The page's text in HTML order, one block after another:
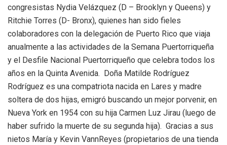
congresistas Nydia Velázquez (D – Brooklyn y Queens) y
Ritchie Torres (D- Bronx), quienes han sido fieles
colaboradores con la delegación de Puerto Rico que viaja
anualmente a las actividades de la Semana Puertorriqueña
y el Desfile Nacional Puertorriqueño que celebra todos los
años en la Quinta Avenida. Doña Matilde Rodríguez
Rodríguez es una compatriota nacida en Lares y madre
soltera de dos hijas, emigró buscando un mejor porvenir, en
Nueva York en 1954 con su hija Carmen Luz Jirau (luego de
haber sufrido la muerte de su segunda hija). Gracias a sus
nietos María y Kevin VannReyes (propietarios de una tienda